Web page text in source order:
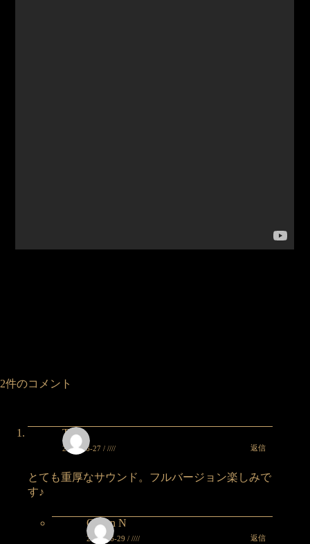
2件のコメント
Take
2026-06-27 / //// 返信
とても重厚なサウンド。フルバージョン楽しみで
す♪
Queen N
2026-06-29 / //// 返信